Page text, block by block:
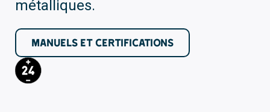
métalliques.
MANUELS ET CERTIFICATIONS